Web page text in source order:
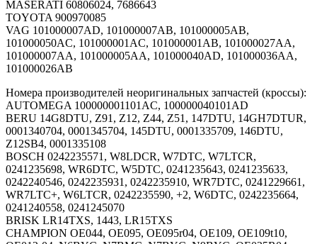
MASERATI 60806024, 7686643
TOYOTA 900970085
VAG 101000007AD, 101000007AB, 101000005AB,
101000050AC, 101000001AC, 101000001AB, 101000027AA,
101000007AA, 101000005AA, 101000040AD, 101000036AA,
101000026AB
Номера производителей неоригинальных запчастей (кроссы):
AUTOMEGA 100000001101AC, 100000040101AD
BERU 14G8DTU, Z91, Z12, Z44, Z51, 147DTU, 14GH7DTUR,
0001340704, 0001345704, 145DTU, 0001335709, 146DTU,
Z12SB4, 0001335108
BOSCH 0242235571, W8LDCR, W7DTC, W7LTCR,
0241235698, WR6DTC, W5DTC, 0241235643, 0241235633,
0242240546, 0242235931, 0242235910, WR7DTC, 0241229661,
WR7LTC+, W6LTCR, 0242235590, +2, W6DTC, 0242235664,
0241240558, 0241245070
BRISK LR14TXS, 1443, LR15TXS
CHAMPION OE044, OE095, OE095r04, OE109, OE109t10,